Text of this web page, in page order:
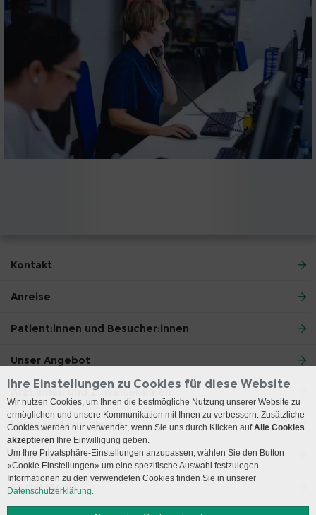
Kontakt
Anreise
Patient:innen und Besucher:innen
Unser Angebot
Ärzt:innen und Zuweiser:innen
Lehre und Forschung
Über uns
Social Media
Ihre Einstellungen zu Cookies für diese Website
Wir nutzen Cookies, um Ihnen die bestmögliche Nutzung unserer Website zu
ermöglichen und unsere Kommunikation mit Ihnen zu verbessern. Zusätzliche
Cookies werden nur verwendet, wenn Sie uns durch Klicken aufAlle Cookies
akzeptieren Ihre Einwilligung geben.
Um Ihre Privatsphäre-Einstellungen anzupassen, wählen Sie den Button
«Cookie Einstellungen» um eine spezifische Auswahl festzulegen.
Informationen zu den verwendeten Cookies finden Sie in unserer
Datenschutzerklärung.